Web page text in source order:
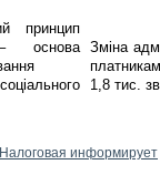
Зміна
1,8 тис.
Налоговая информирует